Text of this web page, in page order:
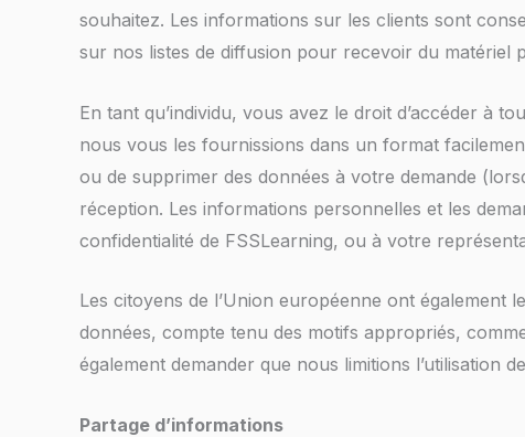
souhaitez. Les informations sur les clients sont
sur nos listes de diffusion pour recevoir du matériel
En tant qu’individu, vous avez le droit d’accéder à
nous vous les fournissions dans un format
ou de supprimer des données à votre demande
réception. Les informations personnelles et les
confidentialité de FSSLearning, ou à votre
Les citoyens de l’Union européenne ont également
données, compte tenu des motifs appropriés,
également demander que nous limitions l’utilisation
Partage d’informations